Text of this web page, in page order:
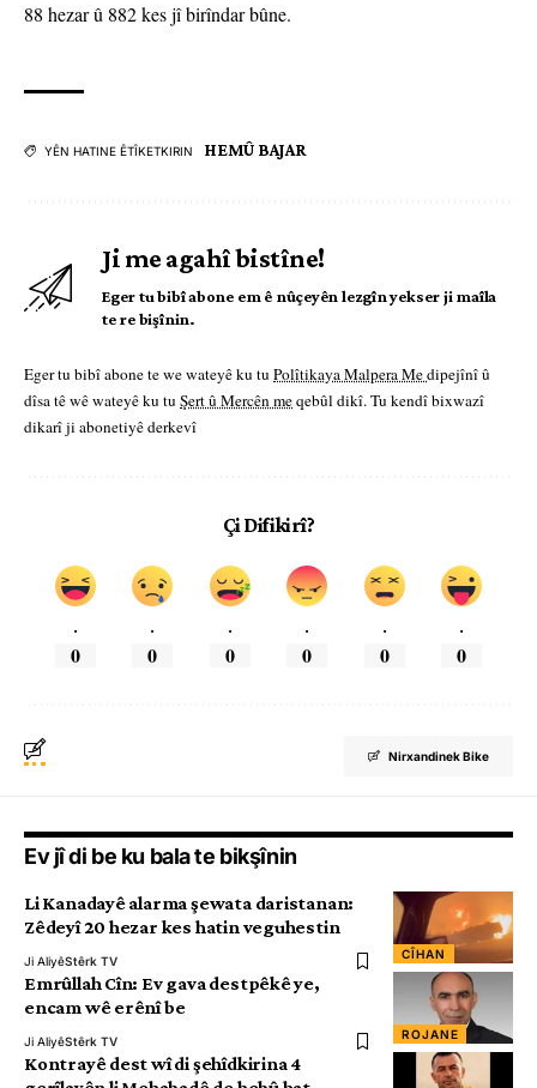
88 hezar û 882 kes jî birîndar bûne.
YÊN HATINE ÊTÎKETKIRIN HEMÛ BAJAR
Ji me agahî bistîne!
Eger tu bibî abone em ê nûçeyên lezgîn yekser ji maîla
te re bişînin.
Eger tu bibî abone te we wateyê ku tu Polîtikaya Malpera Medipejînî û
dîsa tê wê wateyê ku tu Şert û Mercên meqebûl dikî. Tu kendî bixwazî
dikarî ji abonetiyê derkevî
Çi Difikirî?
.
0
.
0
.
0
.
0
.
0
.
0
Nirxandinek Bike
Ev jî di be ku bala te bikşînin
CÎHAN
Li Kanadayê alarma şewata daristanan:
Zêdeyî 20 hezar kes hatin veguhestin
Ji AliyêStêrk TV
ROJANE
Emrûllah Cîn: Ev gava destpêkê ye,
encam wê erênî be
Ji AliyêStêrk TV
Kontrayê dest wî di şehîdkirina 4